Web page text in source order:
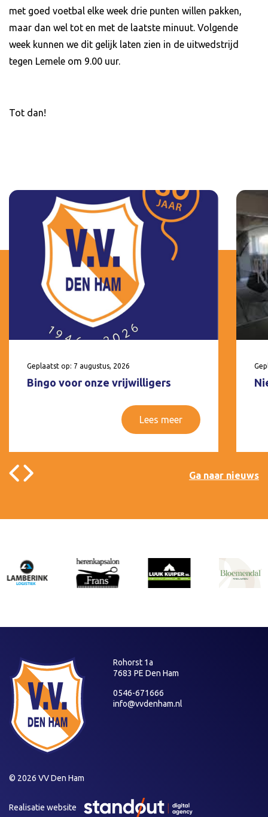
met goed voetbal elke week drie punten willen pakken,
maar dan wel tot en met de laatste minuut. Volgende
week kunnen we dit gelijk laten zien in de uitwedstrijd
tegen Lemele om 9.00 uur.
Tot dan!
Geplaatst op: 7 augustus, 2026
Bingo voor onze vrijwilligers
Lees meer
Ga naar nieuws
Rohorst 1a
7683 PE Den Ham
0546-671666
info@vvdenham.nl
© 2026 VV Den Ham
Realisatie website